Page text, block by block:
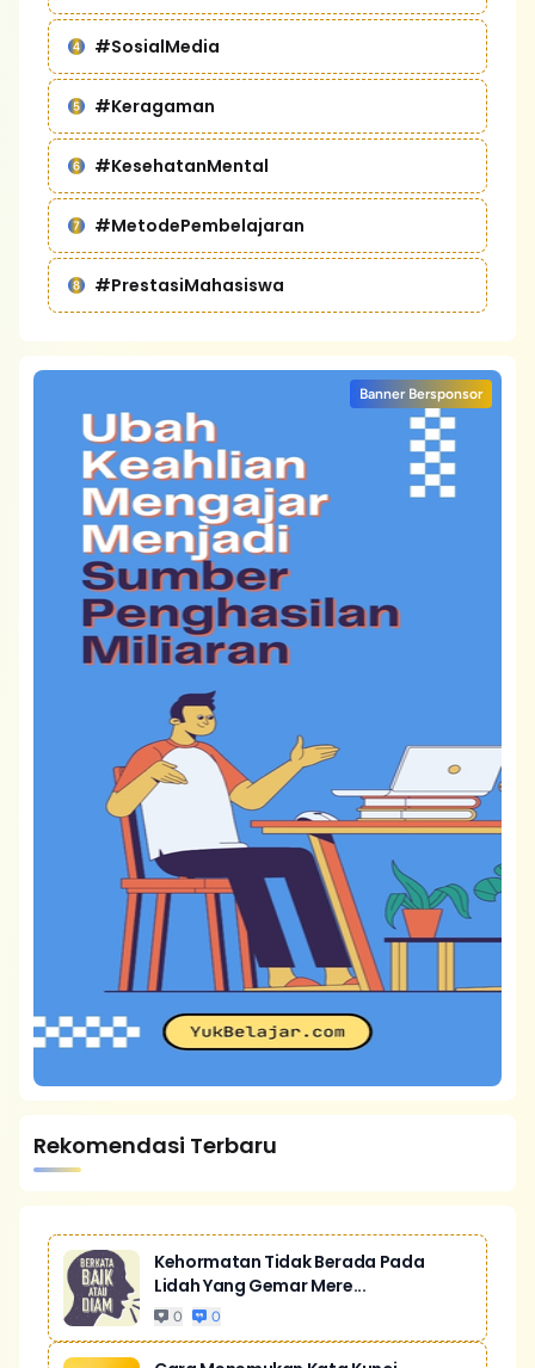
#SosialMedia
#Keragaman
#KesehatanMental
#MetodePembelajaran
#PrestasiMahasiswa
Banner Bersponsor
Rekomendasi Terbaru
Kehormatan Tidak Berada Pada
Lidah Yang Gemar Mere...
0 0